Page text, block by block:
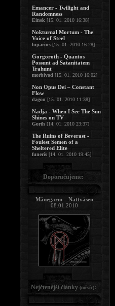
Emancer - Twilight and
Randomness
Einsk [15. 01. 2010 16:38]
Nokturnal Mortum - The
Voice of Steel
luparius [15. 01. 2010 16:28]
Gorgoroth - Quantos
Possunt ad Satanitatem
Trahunt
morbivod [15. 01. 2010 16:02]
Non Opus Dei – Constant
Flow
dagon [15. 01. 2010 11:38]
Nadja - When I See The Sun
Shines on TV
Gorth [14. 01. 2010 23:37]
The Ruins of Beverast -
Foulest Semen of a
Sheltered Elite
funeris [14. 01. 2010 19:45]
Doporučujeme:
Månegarm – Nattväsen
08.01.2010
Nejčtenější články (měsíc):